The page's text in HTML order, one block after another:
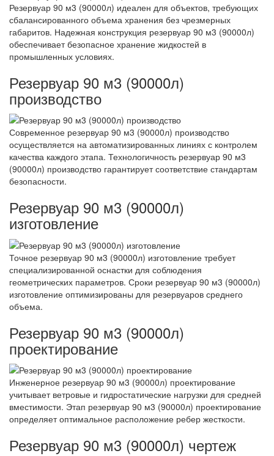
Резервуар 90 м3 (90000л) идеален для объектов, требующих
сбалансированного объема хранения без чрезмерных
габаритов. Надежная конструкция резервуар 90 м3 (90000л)
обеспечивает безопасное хранение жидкостей в
промышленных условиях.
Резервуар 90 м3 (90000л)
производство
Современное резервуар 90 м3 (90000л) производство
осуществляется на автоматизированных линиях с контролем
качества каждого этапа. Технологичность резервуар 90 м3
(90000л) производство гарантирует соответствие стандартам
безопасности.
Резервуар 90 м3 (90000л)
изготовление
Точное резервуар 90 м3 (90000л) изготовление требует
специализированной оснастки для соблюдения
геометрических параметров. Сроки резервуар 90 м3 (90000л)
изготовление оптимизированы для резервуаров среднего
объема.
Резервуар 90 м3 (90000л)
проектирование
Инженерное резервуар 90 м3 (90000л) проектирование
учитывает ветровые и гидростатические нагрузки для средней
вместимости. Этап резервуар 90 м3 (90000л) проектирование
определяет оптимальное расположение ребер жесткости.
Резервуар 90 м3 (90000л) чертеж